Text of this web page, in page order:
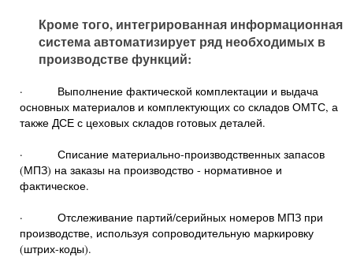
Кроме того, интегрированная информационная
система автоматизирует ряд необходимых в
производстве функций:
· Выполнение фактической комплектации и выдача
основных материалов и комплектующих со складов ОМТС, а
также ДСЕ с цеховых складов готовых деталей.
· Списание материально-производственных запасов
(МПЗ) на заказы на производство - нормативное и
фактическое.
· Отслеживание партий/серийных номеров МПЗ при
производстве, используя сопроводительную маркировку
(штрих-коды).